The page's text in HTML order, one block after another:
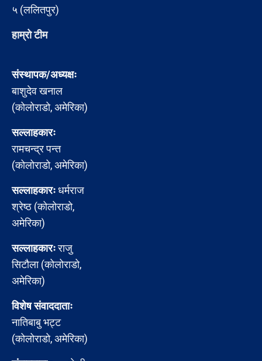
५ (ललितपुर)
हाम्रो टीम
संस्थापक/अध्यक्षः
बाशुदेव खनाल
(कोलोराडो, अमेरिका)
सल्लाहकारः
रामचन्द्र पन्त
(कोलोराडो, अमेरिका)
सल्लाहकारःधर्मराज
श्रेष्ठ (कोलोराडो,
अमेरिका)
सल्लाहकारःराजु
सिटौला (कोलोराडो,
अमेरिका)
विशेष संवाददाताः
नातिबाबु भट्ट
(कोलोराडो, अमेरिका)